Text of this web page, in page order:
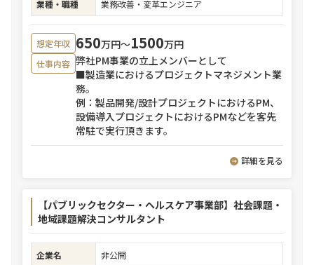
業種・職種 業務改善・変革エンジニア
想定年収 650万円〜1500万円
仕事内容 弊社PM事業の立上メンバーとして
■製造業におけるプロジェクトマネジメント業
務。
例：製品開発/設計プロジェクトにおけるPM、
設備導入プロジェクトにおけるPMなどを客先
常駐で実行頂きます。
詳細を見る
【パブリックセクター・ヘルスケア事業部】社会課題・
地域課題解決コンサルタント
企業名
非公開